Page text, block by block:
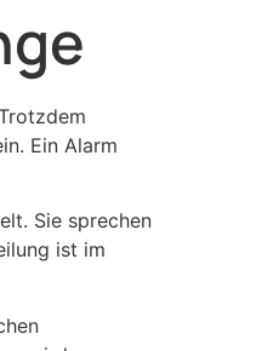
Ein Alarm
Sie sprechen
ist im